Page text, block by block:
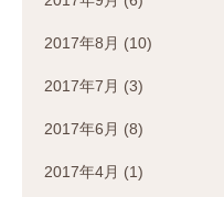
2017年8月 (10)
2017年7月 (3)
2017年6月 (8)
2017年4月 (1)